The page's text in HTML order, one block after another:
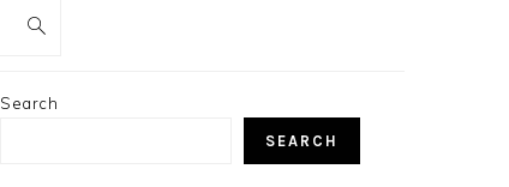
PRIMARY
Search
SEARCH